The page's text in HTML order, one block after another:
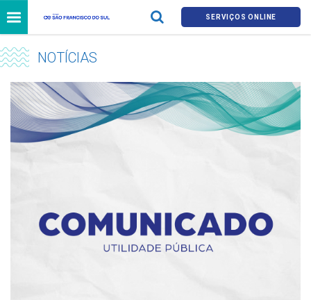
SERVIÇOS ONLINE
NOTÍCIAS